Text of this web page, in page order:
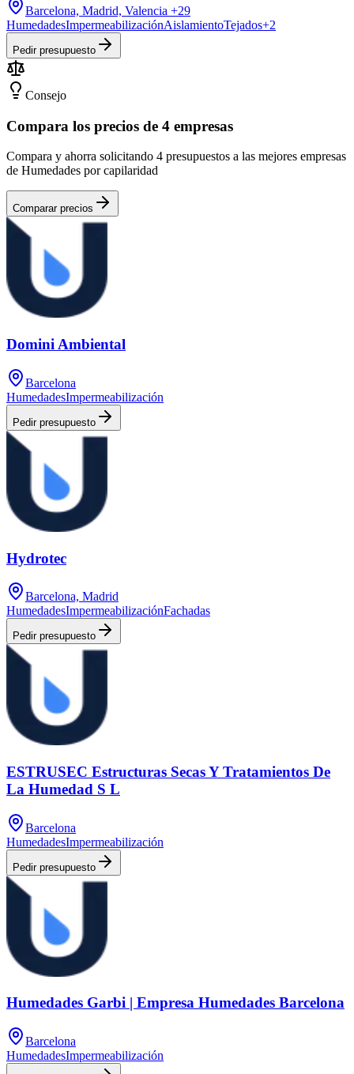
Barcelona, Madrid, Valencia +29
HumedadesImpermeabilizaciónAislamientoTejados+2
Pedir presupuesto
Consejo
Compara los precios de 4 empresas
Compara y ahorra solicitando 4 presupuestos a las mejores empresas
de Humedades por capilaridad
Comparar precios
Domini Ambiental
Barcelona
HumedadesImpermeabilización
Pedir presupuesto
Hydrotec
Barcelona, Madrid
HumedadesImpermeabilizaciónFachadas
Pedir presupuesto
ESTRUSEC Estructuras Secas Y Tratamientos De
La Humedad S L
Barcelona
HumedadesImpermeabilización
Pedir presupuesto
Humedades Garbi | Empresa Humedades Barcelona
Barcelona
HumedadesImpermeabilización